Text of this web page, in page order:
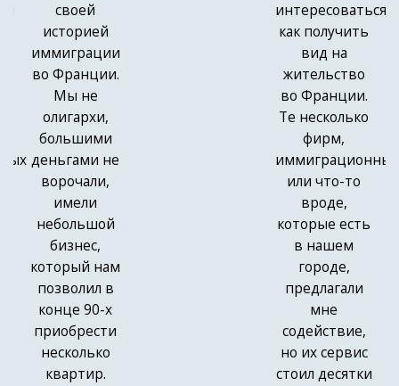
своей
историей
иммиграции
во Франции.
Мы не
олигархи,
большими
деньгами не
ворочали,
имели
небольшой
бизнес,
который нам
позволил в
конце 90-х
приобрести
несколько
квартир.
интересоваться
как получить
вид на
жительство
во Франции.
Те несколько
фирм,
иммиграционных
или что-то
вроде,
которые есть
в нашем
городе,
предлагали
мне
содействие,
но их сервис
стоил десятки